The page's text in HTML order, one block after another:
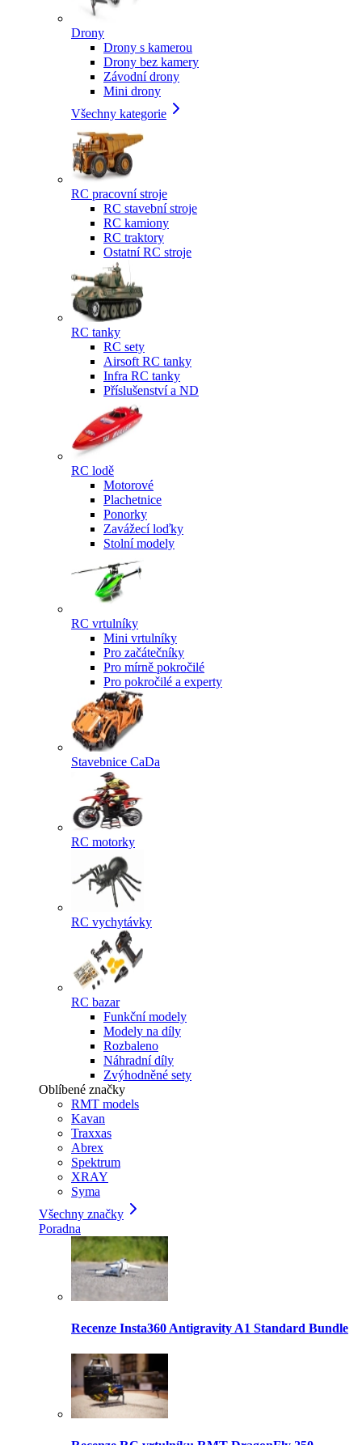
Drony
Drony s kamerou
Drony bez kamery
Závodní drony
Mini drony
Všechny kategorie
RC pracovní stroje
RC stavební stroje
RC kamiony
RC traktory
Ostatní RC stroje
RC tanky
RC sety
Airsoft RC tanky
Infra RC tanky
Příslušenství a ND
RC lodě
Motorové
Plachetnice
Ponorky
Zavážecí loďky
Stolní modely
RC vrtulníky
Mini vrtulníky
Pro začátečníky
Pro mírně pokročilé
Pro pokročilé a experty
Stavebnice CaDa
RC motorky
RC vychytávky
RC bazar
Funkční modely
Modely na díly
Rozbaleno
Náhradní díly
Zvýhodněné sety
Oblíbené značky
RMT models
Kavan
Traxxas
Abrex
Spektrum
XRAY
Syma
Všechny značky
Poradna
Recenze Insta360 Antigravity A1 Standard Bundle